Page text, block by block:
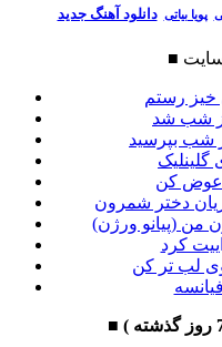
پویا بیاتی دانلود آهنگ جدید
■
خیز رستم
شب شد
شب بپرسید
گلینلیک
عوض کن
دختر شمرون
من (پیانو ورژن)
کرد
لب تر کن
■